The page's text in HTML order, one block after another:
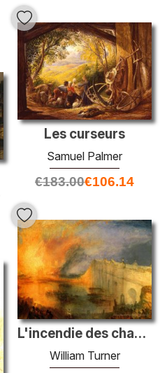
Les curseurs
Samuel Palmer
€183.00€106.14
L'incendie des chambres du Parlement
William Turner